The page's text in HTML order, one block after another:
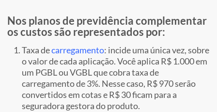
Nos planos de previdência complementar
os custos são representados por:
Taxa decarregamento: incide uma única vez, sobre
o valor de cada aplicação. Você aplica R$ 1.000 em
um PGBL ou VGBL que cobra taxa de
carregamento de 3%. Nesse caso, R$ 970 serão
convertidos em cotas e R$ 30 ficam para a
seguradora gestora do produto.